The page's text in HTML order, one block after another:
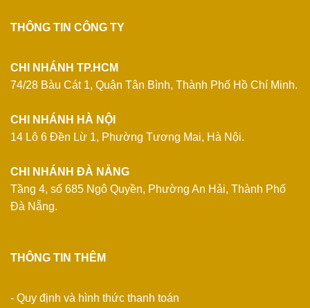
THÔNG TIN CÔNG TY
CHI NHÁNH TP.HCM
74/28 Bàu Cát 1, Quận Tân Bình, Thành Phố Hồ Chí Minh.
CHI NHÁNH HÀ NỘI
14 Lô 6 Đền Lừ 1, Phường Tương Mai, Hà Nội.
CHI NHÁNH ĐÀ NẴNG
Tầng 4, số 685 Ngô Quyền, Phường An Hải, Thành Phố
Đà Nẵng.
THÔNG TIN THÊM
- Quy định và hình thức thanh toán